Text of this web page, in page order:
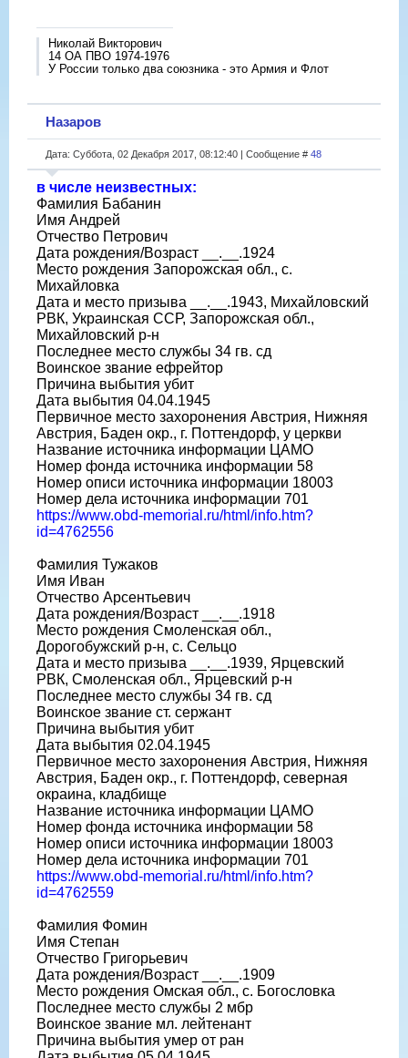
Николай Викторович
14 ОА ПВО 1974-1976
У России только два союзника - это Армия и Флот
Назаров
Дата: Суббота, 02 Декабря 2017, 08:12:40 | Сообщение # 48
в числе неизвестных:
Фамилия Бабанин
Имя Андрей
Отчество Петрович
Дата рождения/Возраст __.__.1924
Место рождения Запорожская обл., с.
Михайловка
Дата и место призыва __.__.1943, Михайловский
РВК, Украинская ССР, Запорожская обл.,
Михайловский р-н
Последнее место службы 34 гв. сд
Воинское звание ефрейтор
Причина выбытия убит
Дата выбытия 04.04.1945
Первичное место захоронения Австрия, Нижняя
Австрия, Баден окр., г. Поттендорф, у церкви
Название источника информации ЦАМО
Номер фонда источника информации 58
Номер описи источника информации 18003
Номер дела источника информации 701
https://www.obd-memorial.ru/html/info.htm?
id=4762556
Фамилия Тужаков
Имя Иван
Отчество Арсентьевич
Дата рождения/Возраст __.__.1918
Место рождения Смоленская обл.,
Дорогобужский р-н, с. Сельцо
Дата и место призыва __.__.1939, Ярцевский
РВК, Смоленская обл., Ярцевский р-н
Последнее место службы 34 гв. сд
Воинское звание ст. сержант
Причина выбытия убит
Дата выбытия 02.04.1945
Первичное место захоронения Австрия, Нижняя
Австрия, Баден окр., г. Поттендорф, северная
окраина, кладбище
Название источника информации ЦАМО
Номер фонда источника информации 58
Номер описи источника информации 18003
Номер дела источника информации 701
https://www.obd-memorial.ru/html/info.htm?
id=4762559
Фамилия Фомин
Имя Степан
Отчество Григорьевич
Дата рождения/Возраст __.__.1909
Место рождения Омская обл., с. Богословка
Последнее место службы 2 мбр
Воинское звание мл. лейтенант
Причина выбытия умер от ран